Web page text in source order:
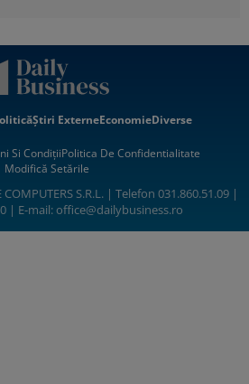
Știri ExterneEconomieDiverse
Si CondițiiPolitica De Confidentialitate
Modifică Setările
S.R.L. | Telefon 031.860.51.09 |
| E-mail:office@dailybusiness.ro